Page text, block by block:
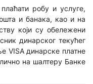
девизног курса/
робу и услуге,
и банака, као и на
који су обележени
динарског текућег
VISA динарске платне
на шалтеру Банке